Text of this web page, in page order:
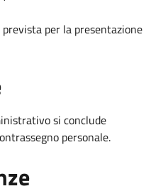
per la presentazione
si conclude
personale.